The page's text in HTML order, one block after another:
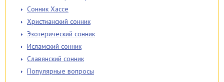
Сонник Хассе
Христианский сонник
Эзотерический сонник
Исламский сонник
Славянский сонник
Популярные вопросы